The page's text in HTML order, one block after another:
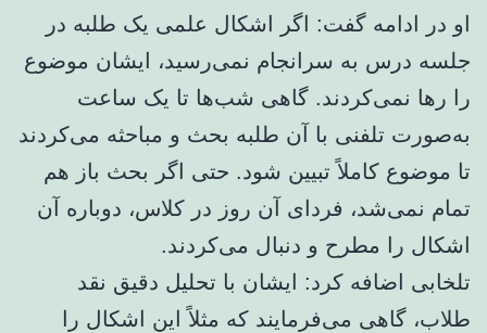
او در ادامه گفت: اگر اشکال علمی یک طلبه در
جلسه درس به سرانجام نمی‌رسید، ایشان موضوع
را رها نمی‌کردند. گاهی شب‌ها تا یک ساعت
به‌صورت تلفنی با آن طلبه بحث و مباحثه می‌کردند
تا موضوع کاملاً تبیین شود. حتی اگر بحث باز هم
تمام نمی‌شد، فردای آن روز در کلاس، دوباره آن
اشکال را مطرح و دنبال می‌کردند.
تلخابی اضافه کرد: ایشان با تحلیل دقیق نقد
طلاب، گاهی می‌فرمایند که مثلاً این اشکال را